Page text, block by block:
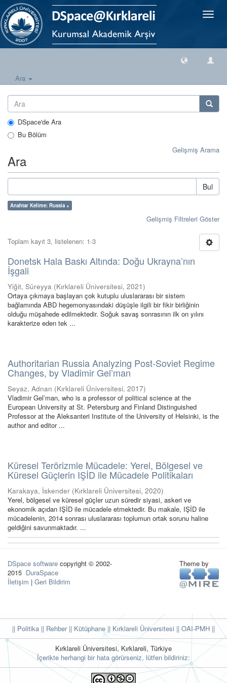
Geçiş
Ara
DSpace'de Ara
Bu Bölüm
Gelişmiş Arama
Ara
Bul
Anahtar Kelime: Russia ×
Gelişmiş Filtreleri Göster
Toplam kayıt 3, listelenen: 1-3
Donetsk Hala Baskı Altında: Doğu Ukrayna’nın
İşgali
Yiğit, Süreyya (Kırklareli Üniversitesi, 2021)
Ortaya çıkmaya başlayan çok kutuplu uluslararası bir sistem
bağlamında ABD hegemonyasındaki düşüşle ilgili bir fikir birliğinin
olduğu müşahede edilmektedir. Soğuk savaş sonrasının ilk on yılını
karakterize eden tek ...
Authoritarian Russia Analyzing Post-Soviet Regime
Changes, by Vladimir Gel’man
Seyaz, Adnan (Kırklareli Üniversitesi, 2017)
Vladimir Gel’man, who is a professor of political science at the
European University at St. Petersburg and Finland Distinguished
Professor at the Aleksanteri Institute of the University of Helsinki, is the
author and editor ...
Küresel Terörizmle Mücadele: Yerel, Bölgesel ve
Küresel Güçlerin IŞİD ile Mücadele Politikaları
Karakaya, İskender (Kırklareli Üniversitesi, 2020)
Yerel, bölgesel ve küresel güçler uzun süredir siyasi, askeri ve
ekonomik açıdan IŞİD ile mücadele etmektedir. Bu makale, IŞİD ile
mücadelenin, 2014 sonrası uluslararası toplumun ortak sorunu haline
geldiğini savunmaktadır. ...
DSpace software copyright © 2002-
2015 DuraSpace
İletişim | Geri Bildirim
Theme by
|| Politika || Rehber|| Kütüphane || Kırklareli Üniversitesi || OAI-PMH ||
Kırklareli Üniversitesi, Kırklareli, Türkiye
İçerikte herhangi bir hata görürseniz, lütfen bildiriniz: